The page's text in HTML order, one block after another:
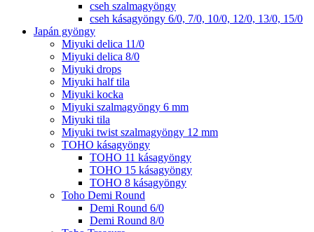
cseh szalmagyöngy
cseh kásagyöngy 6/0, 7/0, 10/0, 12/0, 13/0, 15/0
Japán gyöngy
Miyuki delica 11/0
Miyuki delica 8/0
Miyuki drops
Miyuki half tila
Miyuki kocka
Miyuki szalmagyöngy 6 mm
Miyuki tila
Miyuki twist szalmagyöngy 12 mm
TOHO kásagyöngy
TOHO 11 kásagyöngy
TOHO 15 kásagyöngy
TOHO 8 kásagyöngy
Toho Demi Round
Demi Round 6/0
Demi Round 8/0